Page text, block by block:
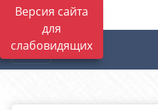
Версия сайта
для
слабовидящих